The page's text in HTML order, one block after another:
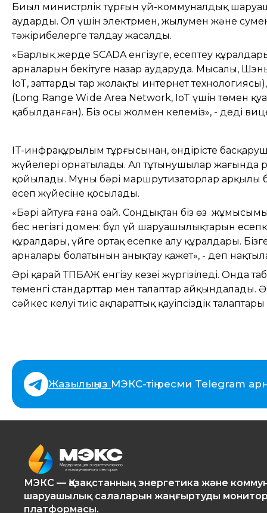
Биыл министрлік тұрғын үй-коммуналдық
аударды. Ол үшін электрмен, жылумен және
тәжірибелерге талдау жасалды.
«Барлық жерде SCADA енгізуге, есептеу
арналарын бекітуге назар аударуда. Мысалы,
IoT, заттардың тар жолақты интернет
(Long Range Wide Area Network, IoT үшін төмен
қабылданған). Біз осы жолмен келеміз», - деді
IT-инфрақұрылым тұрғысынан, өндірісте
жүйелері орнатылады. Ал тұтынушылар жағында
қойылады. Мұның бәрі маршрутизаторлар арқылы
есеп жүйесіне қосылады.
«Бәрі айтуға ғана оңай. Сондықтан біз өз
бес негізгі домен: бұл үй шаруашылықтарын
құралдары, үйге ортақ есепке алу құралдары.
арналары болатынын анықтау қажет», - деп
Әрі қарай ТПБАЖ енгізу кезеңі жүргізіледі. Онда
төменгі стандарттар мен талаптар айқындалады.
сәйкес келуі тиіс ақпараттық қауіпсіздік
Жазылыңыз МЭКС-тің ресми Telegram
МЭКС — Қазақстанның энергетика және
шаруашылық салаларын жаңғыртуды
платформасы.